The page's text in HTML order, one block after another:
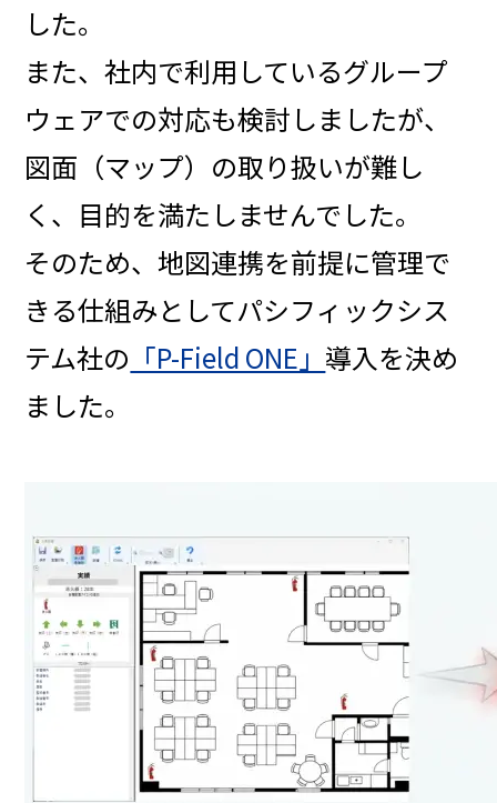
した。
また、社内で利用しているグループ
ウェアでの対応も検討しましたが、
図面（マップ）の取り扱いが難し
く、目的を満たしませんでした。
そのため、地図連携を前提に管理で
きる仕組みとしてパシフィックシス
テム社の 「P-Field ONE」 導入を決め
ました。